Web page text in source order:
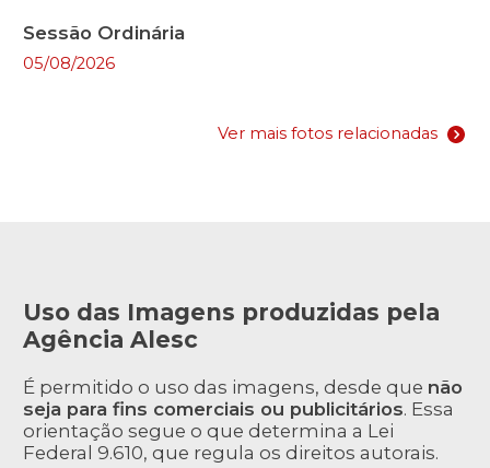
Sessão Ordinária
05/08/2026
Ver mais fotos relacionadas
Uso das Imagens produzidas pela
Agência Alesc
É permitido o uso das imagens, desde que não
seja para fins comerciais ou publicitários. Essa
orientação segue o que determina a Lei
Federal 9.610, que regula os direitos autorais.